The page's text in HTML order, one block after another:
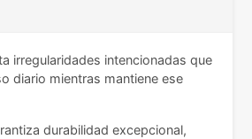
irregularidades intencionadas que
diario mientras mantiene ese
durabilidad excepcional,